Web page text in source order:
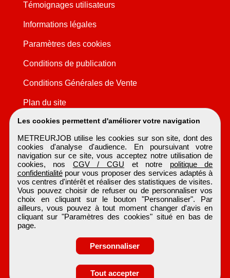
Les cookies permettent d'améliorer votre navigation
METREURJOB utilise les cookies sur son site, dont des
cookies d'analyse d'audience. En poursuivant votre
navigation sur ce site, vous acceptez notre utilisation de
cookies, nos CGV / CGU et notre politique de
confidentialitépour vous proposer des services adaptés à
vos centres d'intérêt et réaliser des statistiques de visites.
Vous pouvez choisir de refuser ou de personnaliser vos
choix en cliquant sur le bouton "Personnaliser". Par
ailleurs, vous pouvez à tout moment changer d'avis en
cliquant sur "Paramètres des cookies" situé en bas de
page.
Personnaliser
Tout accepter
Témoignages utilisateurs
Informations légales
Paramètres des cookies
Conditions de publication
Conditions Générales de Vente
Plan du site